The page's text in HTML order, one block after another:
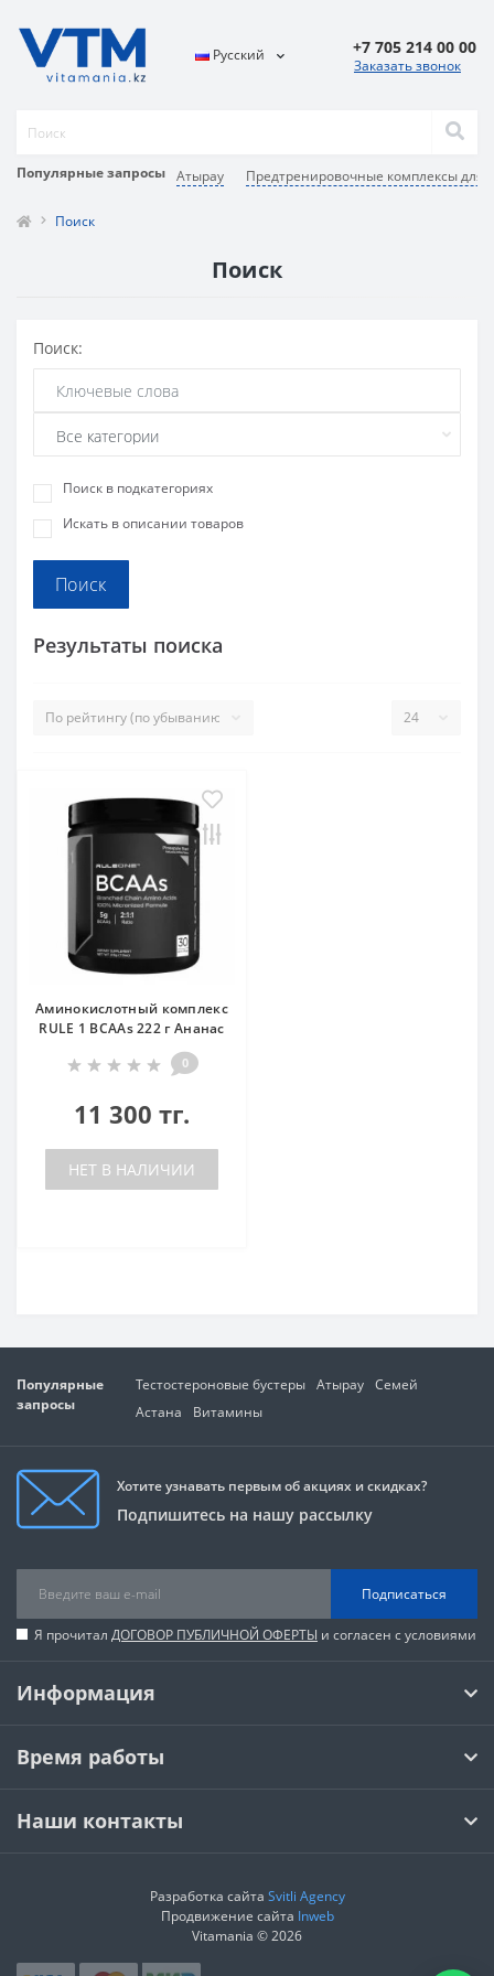
Популярные запросы Атырау Предтренировочные комплексы для
Русский +7 705 214 00 00
Заказать звонок
Поиск
Поиск
Поиск:
Поиск в подкатегориях
Искать в описании товаров
Результаты поиска
Аминокислотный комплекс
RULE 1 BCAAs 222 г Ананас
0
11 300 тг.
НЕТ В НАЛИЧИИ
Популярные
запросы
Тестостероновые бустеры Атырау
Семей
Астана
Витамины
Хотите узнавать первым об акциях и скидках?
Подпишитесь на нашу рассылку
Подписаться
Я прочитал ДОГОВОР ПУБЛИЧНОЙ ОФЕРТЫ и согласен с условиями
Информация
Время работы
Наши контакты
Разработка сайта Svitli Agency
Продвижение сайта Inweb
Vitamania © 2026